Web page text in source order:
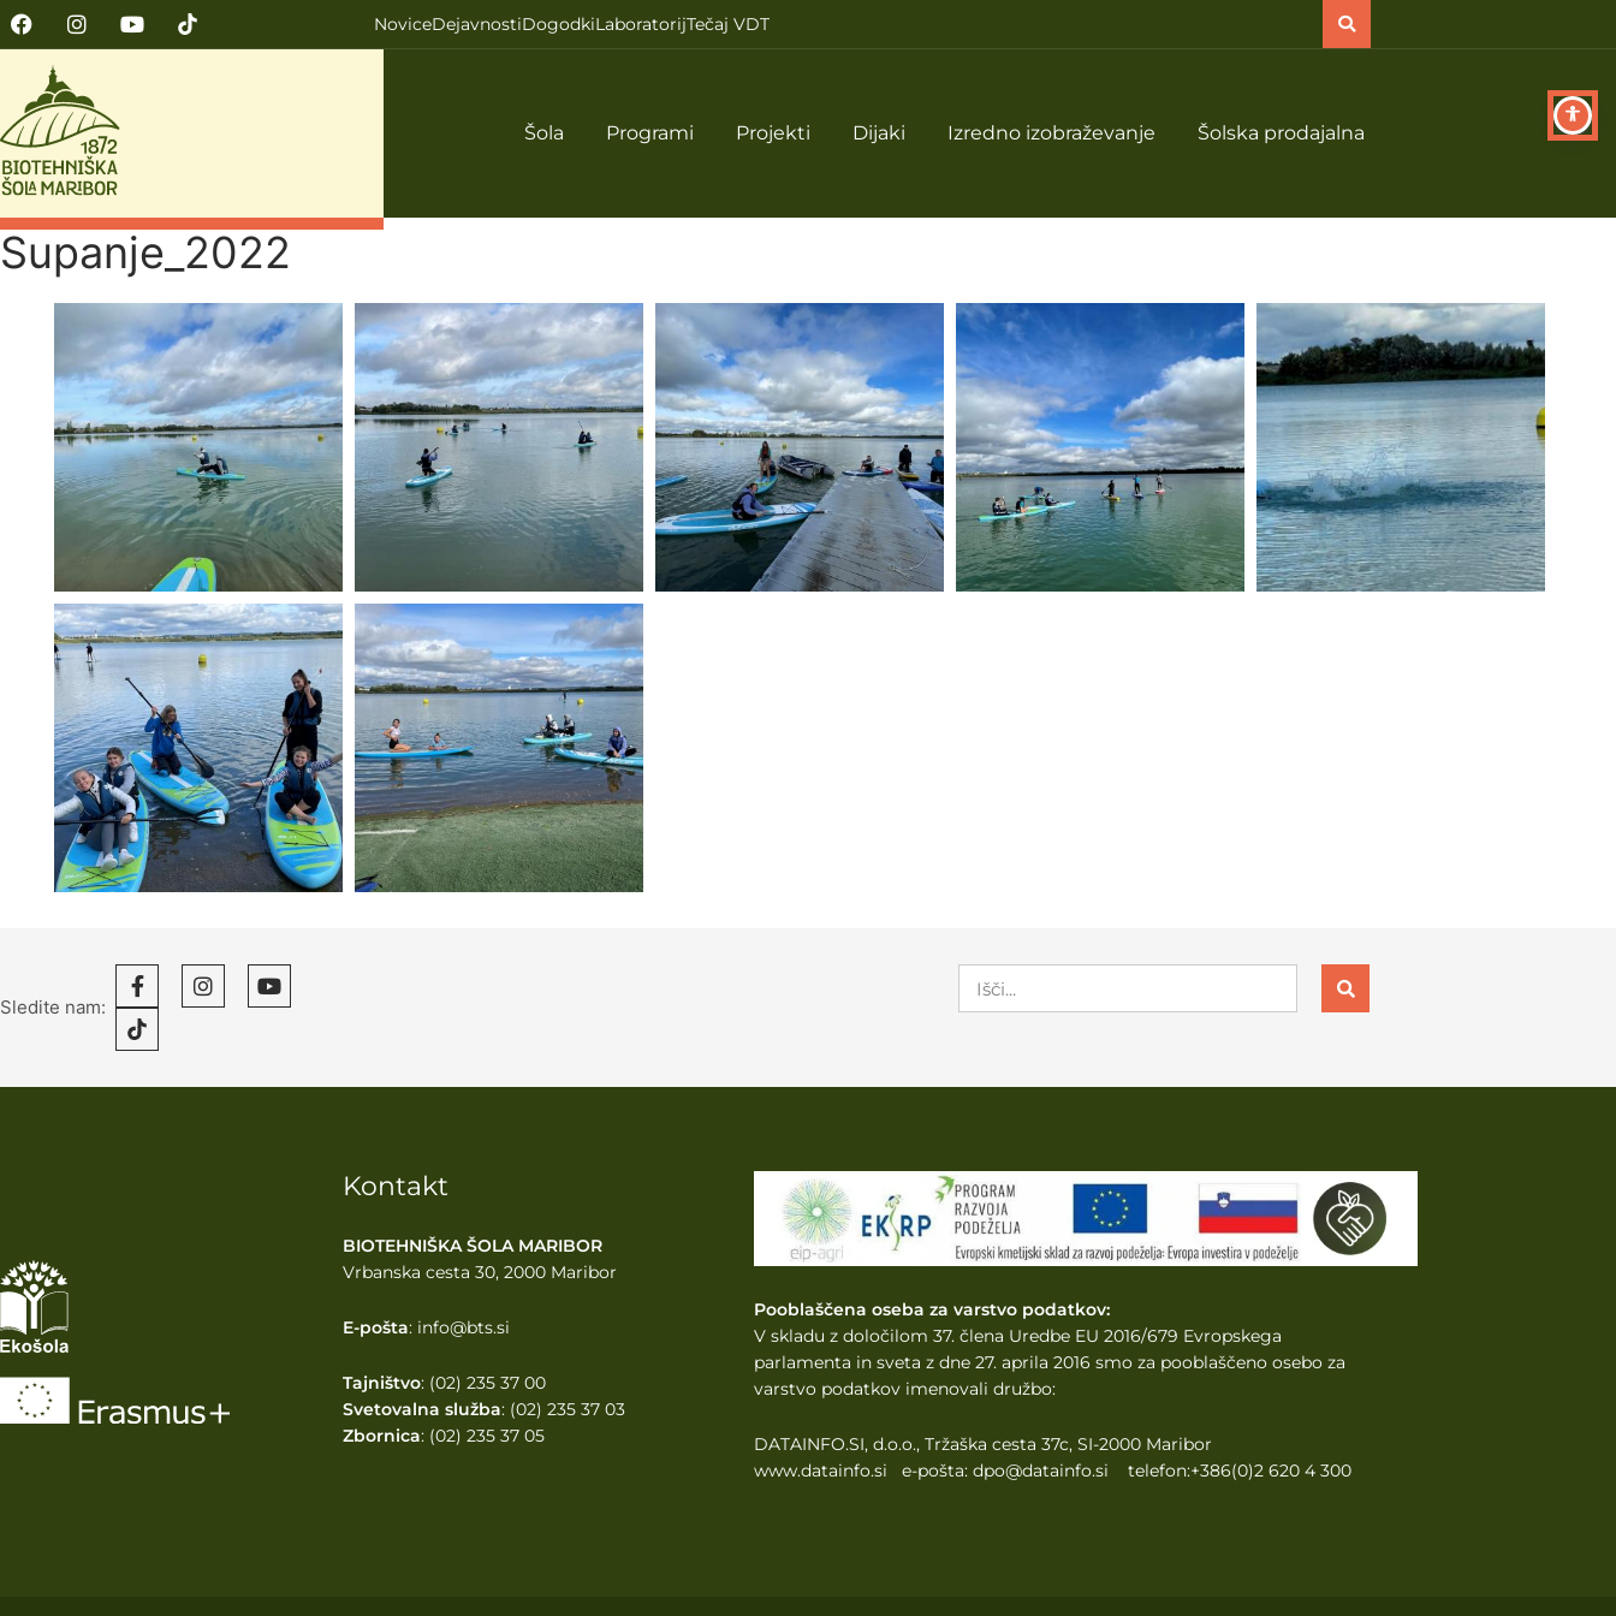
NoviceDejavnostiDogodkiLaboratorijTečaj VDT
Šola Programi Projekti Dijaki Izredno izobraževanje Šolska prodajalna
Supanje_2022
Sledite nam:
Kontakt
BIOTEHNIŠKA ŠOLA MARIBOR
Vrbanska cesta 30, 2000 Maribor
E-pošta: info@bts.si
Tajništvo: (02) 235 37 00
Svetovalna služba: (02) 235 37 03
Zbornica: (02) 235 37 05
Pooblaščena oseba za varstvo podatkov:
V skladu z določilom 37. člena Uredbe EU 2016/679 Evropskega
parlamenta in sveta z dne 27. aprila 2016 smo za pooblaščeno osebo za
varstvo podatkov imenovali družbo:
DATAINFO.SI, d.o.o., Tržaška cesta 37c, SI-2000 Maribor
www.datainfo.si e-pošta: dpo@datainfo.si telefon:+386(0)2 620 4 300